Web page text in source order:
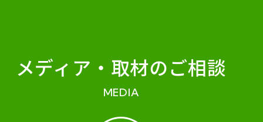
メディア・ 取材のご相談
MEDIA